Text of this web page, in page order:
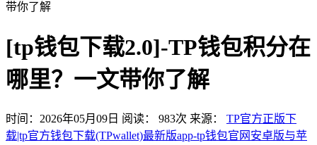
带你了解
[tp钱包下载2.0]-TP钱包积分在
哪里？一文带你了解
时间：2026年05月09日 阅读： 983次 来源： TP官方正版下
载|tp官方钱包下载(TPwallet)最新版app-tp钱包官网安卓版与苹